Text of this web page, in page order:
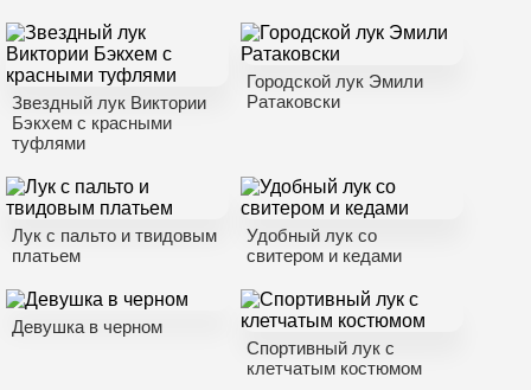
Звездный лук Виктории
Бэкхем с красными
туфлями
Городской лук Эмили
Ратаковски
Лук с пальто и твидовым
платьем
Удобный лук со
свитером и кедами
Девушка в черном
Спортивный лук с
клетчатым костюмом